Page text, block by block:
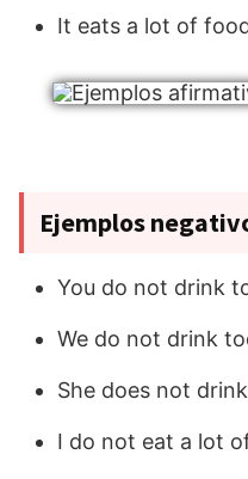
It eats a lot of
Ejemplos
You do not drink
We do not drink
She does not
I do not eat a lot